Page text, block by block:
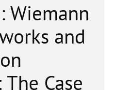
Wiemann
and
The Case